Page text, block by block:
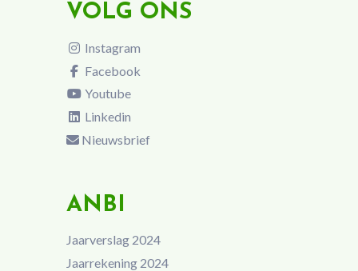
VOLG ONS
Instagram
Facebook
Youtube
Linkedin
Nieuwsbrief
ANBI
Jaarverslag 2024
Jaarrekening 2024